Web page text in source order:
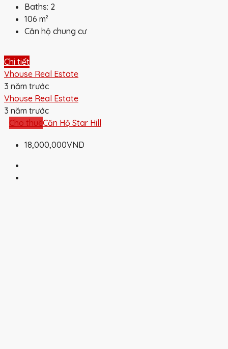
Baths: 2
106 m²
Căn hộ chung cư
Chi tiết
Vhouse Real Estate
3 năm trước
Vhouse Real Estate
3 năm trước
Cho thuêCăn Hộ Star Hill
18,000,000VND